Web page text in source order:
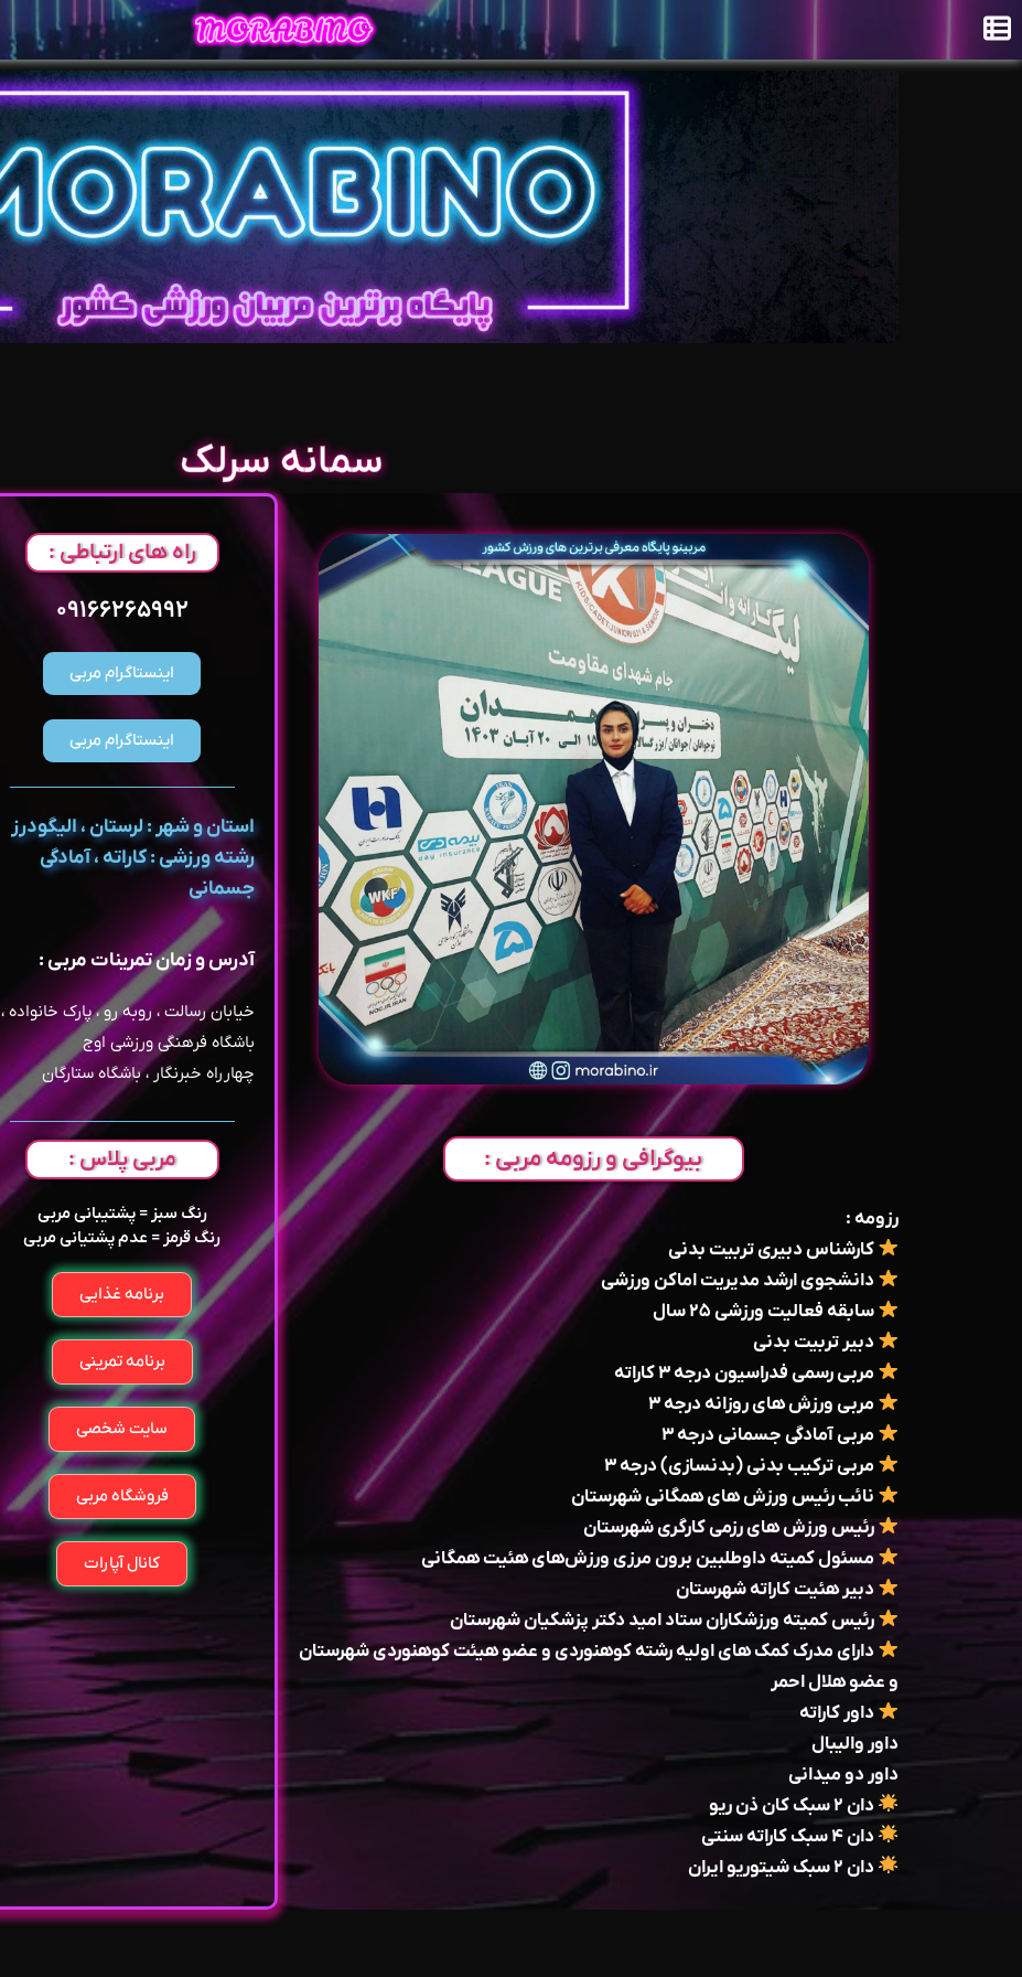
سمانه سرلک
بیوگرافی و رزومه مربی :
رزومه :
کارشناس دبیری تربیت بدنی
دانشجوی ارشد مدیریت اماکن ورزشی
سابقه فعالیت ورزشی ۲۵ سال
دبیر تربیت بدنی
مربی رسمی فدراسیون درجه ۳ کاراته
مربی ورزش‌ های روزانه درجه ۳
مربی آمادگی جسمانی درجه ۳
مربی ترکیب بدنی (بدنسازی) درجه ۳
نائب رئیس ورزش‌ های همگانی شهرستان
رئیس ورزش‌ های رزمی کارگری شهرستان
مسئول کمیته داوطلبین برون مرزی ورزش‌های هئیت همگانی
دبیر هئیت کاراته شهرستان
رئیس کمیته ورزشکاران ستاد امید دکتر پزشکیان شهرستان
دارای مدرک کمک های اولیه رشته کوهنوردی و عضو هیئت کوهنوردی شهرستان
و عضو هلال احمر
داور کاراته
داور والیبال
داور دو میدانی
دان ۲ سبک کان ذن ریو
دان ۴ سبک کاراته سنتی
دان ۲ سبک شیتوریو ایران
راه های ارتباطی :
۰۹۱۶۶۲۶۵۹۹۲
اینستاگرام مربی
اینستاگرام مربی
استان و شهر : لرستان ، الیگودرز
رشته ورزشی : کاراته ، آمادگی
جسمانی
آدرس و زمان تمرینات مربی :
خیابان رسالت ، روبه رو ، پارک خانواده ،
باشگاه فرهنگی ورزشی اوج
چهارراه خبرنگار ، باشگاه ستارگان
مربی پلاس :
رنگ سبز = پشتیبانی مربی
رنگ قرمز = عدم پشتیانی مربی
برنامه غذایی
برنامه تمرینی
سایت شخصی
فروشگاه مربی
کانال آپارات